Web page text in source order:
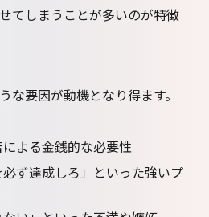
てしまうことが多いのが特徴
な要因が動機となり得ます。
よる金銭的な必要性
必ず達成しろ」といった強いプ